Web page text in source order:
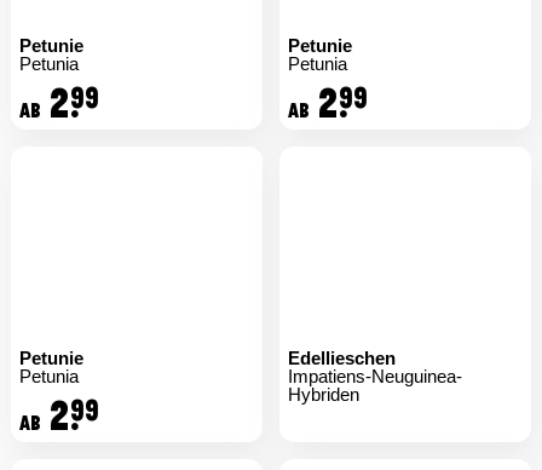
Petunie
Petunia
ab 2.99
Petunie
Petunia
ab 2.99
Petunie
Petunia
ab 2.99
Edellieschen
Impatiens-Neuguinea-
Hybriden